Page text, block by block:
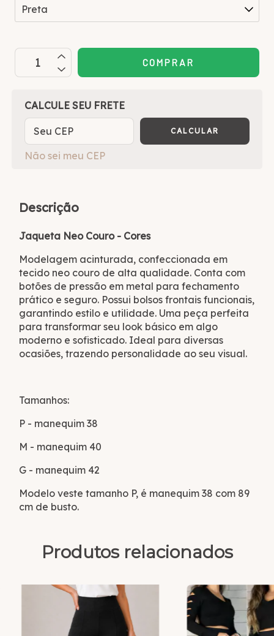
OPÇÕES DE FRETE
CALCULE SEU FRETE
CALCULAR
Não sei meu CEP
Descrição
Jaqueta Neo Couro - Cores
Modelagem acinturada, confeccionada em
tecido neo couro de alta qualidade. Conta com
botões de pressão em metal para fechamento
prático e seguro. Possui bolsos frontais funcionais,
garantindo estilo e utilidade. Uma peça perfeita
para transformar seu look básico em algo
moderno e sofisticado. Ideal para diversas
ocasiões, trazendo personalidade ao seu visual.
Tamanhos:
P - manequim 38
M - manequim 40
G - manequim 42
Modelo veste tamanho P, é manequim 38 com 89
cm de busto.
Produtos relacionados